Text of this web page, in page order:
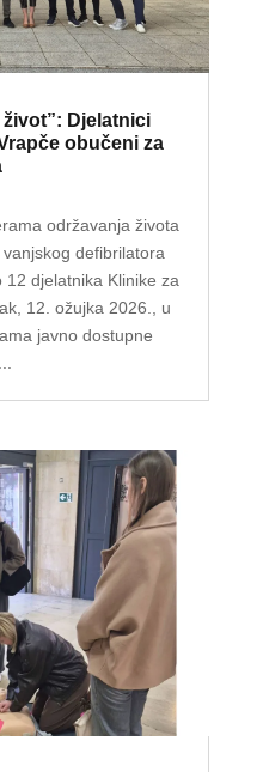
Djelatnici
obučeni za
održavanja života
defibrilatora
12 djelatnika Klinike za
12. ožujka 2026., u
javno dostupne